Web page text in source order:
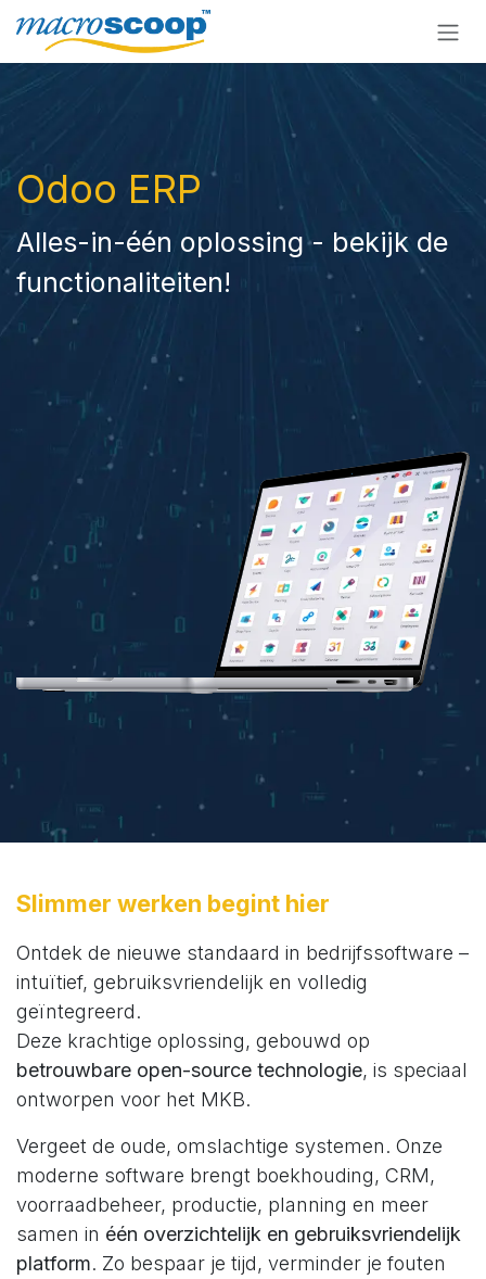
Overslaan naar inhoud
Odoo ERP
Alles-in-één oplossing - bekijk de
functionaliteiten!
Slimmer werken begint hier
Ontdek de nieuwe standaard in bedrijfssoftware –
intuïtief, gebruiksvriendelijk en volledig
geïntegreerd.
Deze krachtige oplossing, gebouwd op
betrouwbare open-source technologie, is speciaal
ontworpen voor het MKB.
Vergeet de oude, omslachtige systemen. Onze
moderne software brengt boekhouding, CRM,
voorraadbeheer, productie, planning en meer
samen in één overzichtelijk en gebruiksvriendelijk
platform. Zo bespaar je tijd, verminder je fouten